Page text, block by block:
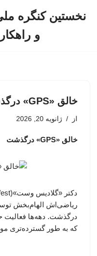
نخستین کنگره
و
خالق «GPS» درگذشت
از ژانویه 20, 2026
خالق «GPS» درگذشت
که به طور گسترده‌تری